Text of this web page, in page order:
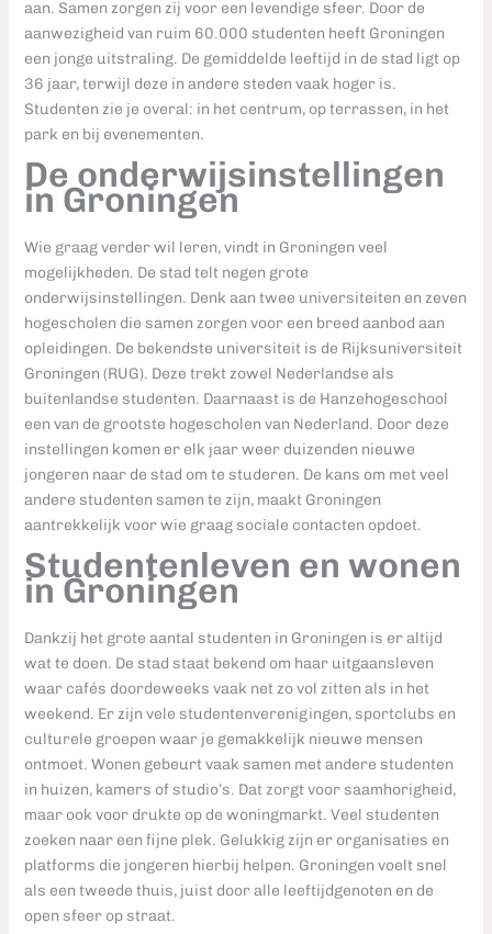
aan. Samen zorgen zij voor een levendige sfeer. Door de
aanwezigheid van ruim 60.000 studenten heeft Groningen
een jonge uitstraling. De gemiddelde leeftijd in de stad ligt op
36 jaar, terwijl deze in andere steden vaak hoger is.
Studenten zie je overal: in het centrum, op terrassen, in het
park en bij evenementen.
De onderwijsinstellingen
in Groningen
Wie graag verder wil leren, vindt in Groningen veel
mogelijkheden. De stad telt negen grote
onderwijsinstellingen. Denk aan twee universiteiten en zeven
hogescholen die samen zorgen voor een breed aanbod aan
opleidingen. De bekendste universiteit is de Rijksuniversiteit
Groningen (RUG). Deze trekt zowel Nederlandse als
buitenlandse studenten. Daarnaast is de Hanzehogeschool
een van de grootste hogescholen van Nederland. Door deze
instellingen komen er elk jaar weer duizenden nieuwe
jongeren naar de stad om te studeren. De kans om met veel
andere studenten samen te zijn, maakt Groningen
aantrekkelijk voor wie graag sociale contacten opdoet.
Studentenleven en wonen
in Groningen
Dankzij het grote aantal studenten in Groningen is er altijd
wat te doen. De stad staat bekend om haar uitgaansleven
waar cafés doordeweeks vaak net zo vol zitten als in het
weekend. Er zijn vele studentenverenigingen, sportclubs en
culturele groepen waar je gemakkelijk nieuwe mensen
ontmoet. Wonen gebeurt vaak samen met andere studenten
in huizen, kamers of studio’s. Dat zorgt voor saamhorigheid,
maar ook voor drukte op de woningmarkt. Veel studenten
zoeken naar een fijne plek. Gelukkig zijn er organisaties en
platforms die jongeren hierbij helpen. Groningen voelt snel
als een tweede thuis, juist door alle leeftijdgenoten en de
open sfeer op straat.